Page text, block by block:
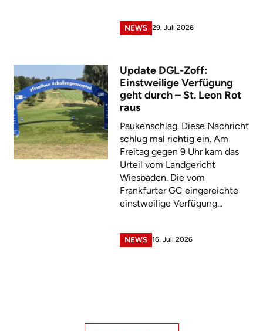
NEWS 29. Juli 2026
Update DGL-Zoff:
Einstweilige Verfügung
geht durch – St. Leon Rot
raus
Paukenschlag. Diese Nachricht
schlug mal richtig ein. Am
Freitag gegen 9 Uhr kam das
Urteil vom Landgericht
Wiesbaden. Die vom
Frankfurter GC eingereichte
einstweilige Verfügung...
NEWS 16. Juli 2026